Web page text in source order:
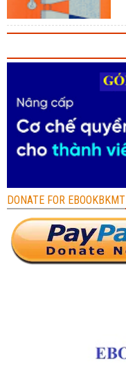
DONATE FOR EBOOKBKMT